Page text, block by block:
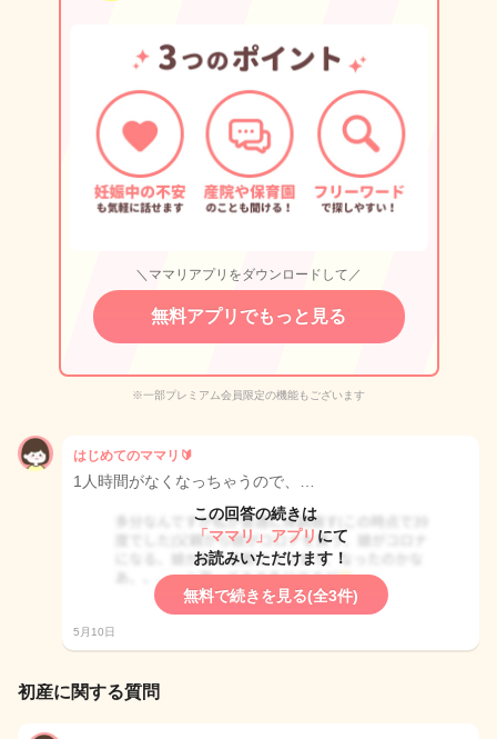
＼ママリアプリをダウンロードして／
無料アプリでもっと見る
※一部プレミアム会員限定の機能もございます
はじめてのママリ🔰
1人時間がなくなっちゃうので、…
この回答の続きは
「ママリ」アプリ にて
お読みいただけます！
無料で続きを見る(全3件)
5月10日
初産に関する質問